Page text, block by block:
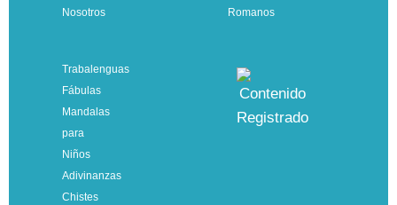
Nosotros
Romanos
Trabalenguas
Fábulas
Mandalas
para
Niños
Adivinanzas
Chistes